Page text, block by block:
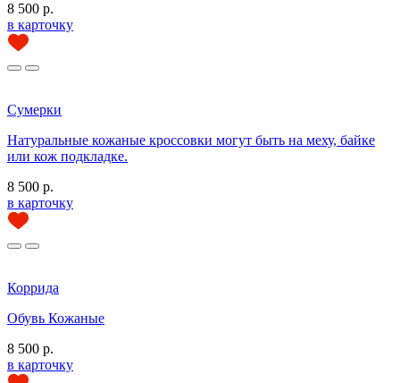
8 500 р.
в карточку
Сумерки
Натуральные кожаные кроссовки могут быть на меху, байке
или кож подкладке.
8 500 р.
в карточку
Коррида
Обувь Кожаные
8 500 р.
в карточку